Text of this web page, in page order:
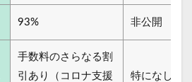
93% 非公開
手数料のさらなる割
引あり（コロナ支援
特になし